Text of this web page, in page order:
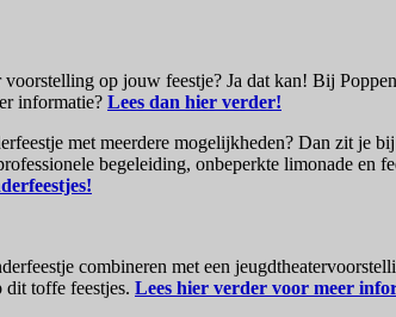
op jouw feestje? Ja dat kan! Bij
informatie? Lees dan hier verder!
met meerdere mogelijkheden? Dan zit je bij
begeleiding, onbeperkte limonade en
combineren met een
dit toffe feestjes. Lees hier verder voor meer